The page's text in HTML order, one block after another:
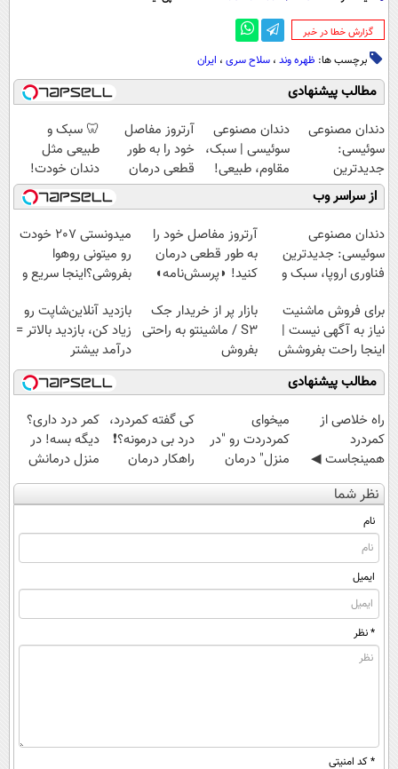
‌گزارش خطا در خبر
برچسب ها: ظهره وند ، سلاح سری ، ایران
مطالب پیشنهادی
دندان مصنوعی
سوئیسی:
جدیدترین
فناوری اروپا،
سبک و مقاوم |
پرداخت قسطی
دندان مصنوعی
سوئیسی | سبک،
مقاوم، طبیعی!
ویزیت
رایگان+پرداخت
اقساطی😍
آرتروز مفاصل
خود را به طور
قطعی درمان
کنید!
◗پرسش‌نامه◖
🦷 سبک و
طبیعی مثل
دندان خودت!
نصب آسان و
پرداخت اقساطی
💳 📍 تهران
از سراسر وب
دندان مصنوعی
سوئیسی: جدیدترین
فناوری اروپا، سبک و
قسطی
آرتروز مفاصل خود را
به طور قطعی درمان
کنید! ◗پرسش‌نامه◖
میدونستی 207 خودت
رو میتونی روهوا
بفروشی؟اینجا سریع و
برای فروش ماشنیت
نیاز به آگهی نیست |
اینجا راحت بفروشش
بازار پر از خریدار جک
S3 / ماشینتو به راحتی
بفروش
بازدید آنلاین‌شاپت رو
زیاد کن، بازدید بالاتر =
درآمد بیشتر
مطالب پیشنهادی
‌راه خلاصی از
کمردرد
همینجاست ◀
فقط کافیه فرم
رو پر کنی!
میخوای
کمردردت رو "در
منزل" درمان
کنی؟ (◂فیلم +
◂پرسش‌نامه)
کی گفته کمردرد،
درد بی درمونه؟❗
راهکار درمان
+پرسشنامه
کمر درد داری؟
دیگه بسه! در
منزل درمانش
کن
(◀پرسش‌نامه)
نظر شما
نام
ایمیل
* نظر
* کد امنیتی